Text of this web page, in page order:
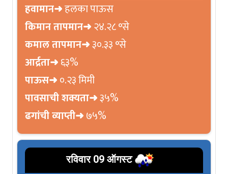
हवामान➜हलका पाऊस
किमान तापमान➜२४.२८ °से
कमाल तापमान➜३०.३३ °से
आर्द्रता➜६३%
पाऊस➜०.२३ मिमी
पावसाची शक्यता➜३५%
ढगांची व्याप्ती➜७५%
रविवार 09 ऑगस्ट